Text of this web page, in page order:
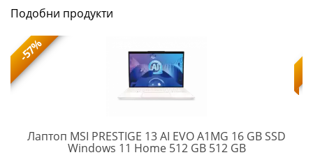
Подобни продукти
-57%
Лаптоп MSI PRESTIGE 13 AI EVO A1MG 16 GB SSD
Windows 11 Home 512 GB 512 GBPRESTIGE